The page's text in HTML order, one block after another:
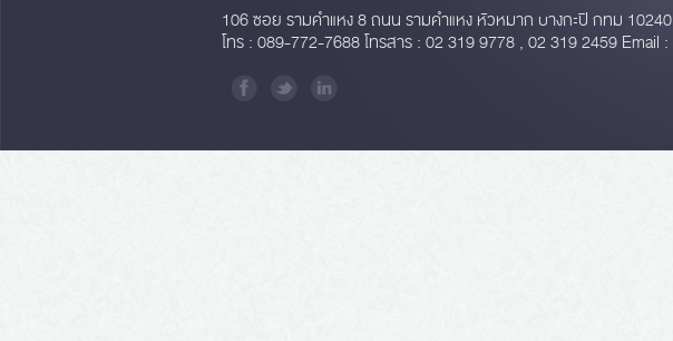
106 ซอย รามคำแหง 8 ถนน รามคำแหง หัวหมาก บางกะปิ กทม 10240
โทร : 089-772-7688 โทรสาร : 02 319 9778 , 02 319 2459 Email :